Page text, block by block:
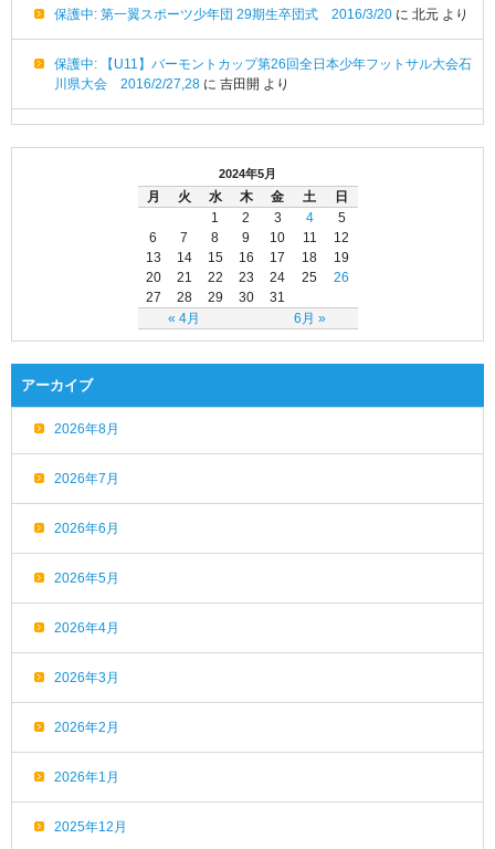
保護中: 第一翼スポーツ少年団 29期生卒団式 2016/3/20 に 北元 より
保護中: 【U11】バーモントカップ第26回全日本少年フットサル大会石
川県大会 2016/2/27,28 に 吉田開 より
2024年5月
月 火 水 木 金 土 日
« 4月 6月 »
1 2 3 4
5
6
7 8 9 10 11
12
13
14 15 16 17 18
19
20
21 22 23 24 25
26
27
28 29 30 31
アーカイブ
2026年8月
2026年7月
2026年6月
2026年5月
2026年4月
2026年3月
2026年2月
2026年1月
2025年12月